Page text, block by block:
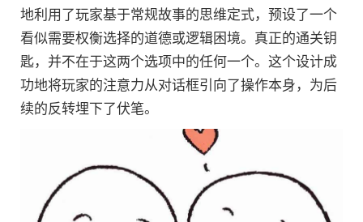
地利用了玩家基于常规故事的思维定式，预设了一个
看似需要权衡选择的道德或逻辑困境。真正的通关钥
匙，并不在于这两个选项中的任何一个。这个设计成
功地将玩家的注意力从对话框引向了操作本身，为后
续的反转埋下了伏笔。